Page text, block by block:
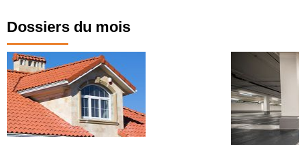
Dossiers du mois